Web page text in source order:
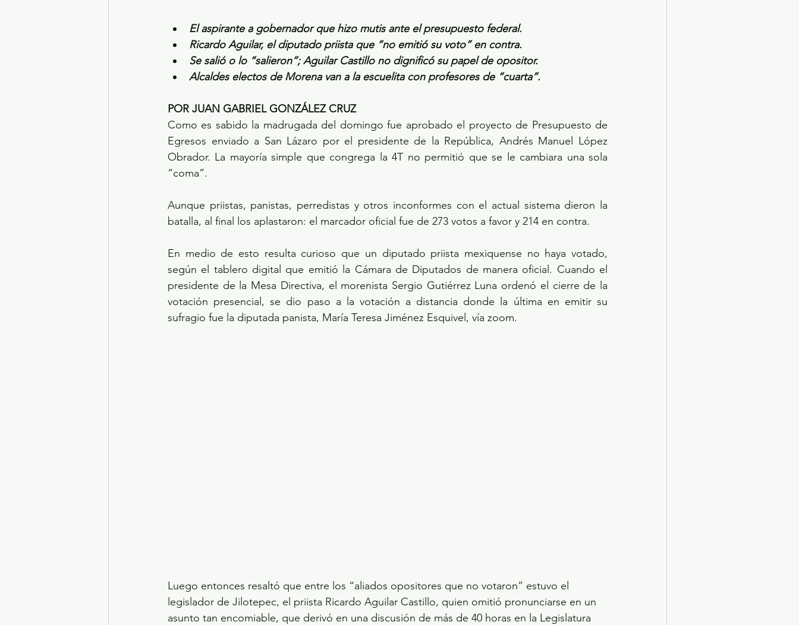
El aspirante a gobernador que hizo mutis ante el presupuesto federal.
Ricardo Aguilar, el diputado priista que “no emitió su voto” en contra.
Se salió o lo “salieron”; Aguilar Castillo no dignificó su papel de opositor.
Alcaldes electos de Morena van a la escuelita con profesores de “cuarta”.
POR JUAN GABRIEL GONZÁLEZ CRUZ
Como es sabido la madrugada del domingo fue aprobado el proyecto de Presupuesto de
Egresos enviado a San Lázaro por el presidente de la República, Andrés Manuel López
Obrador. La mayoría simple que congrega la 4T no permitió que se le cambiara una sola
“coma”.
Aunque priistas, panistas, perredistas y otros inconformes con el actual sistema dieron la
batalla, al final los aplastaron: el marcador oficial fue de 273 votos a favor y 214 en contra.
En medio de esto resulta curioso que un diputado priista mexiquense no haya votado,
según el tablero digital que emitió la Cámara de Diputados de manera oficial. Cuando el
presidente de la Mesa Directiva, el morenista Sergio Gutiérrez Luna ordenó el cierre de la
votación presencial, se dio paso a la votación a distancia donde la última en emitir su
sufragio fue la diputada panista, María Teresa Jiménez Esquivel, vía zoom.
Luego entonces resaltó que entre los “aliados opositores que no votaron” estuvo el
legislador de Jilotepec, el priista Ricardo Aguilar Castillo, quien omitió pronunciarse en un
asunto tan encomiable, que derivó en una discusión de más de 40 horas en la Legislatura